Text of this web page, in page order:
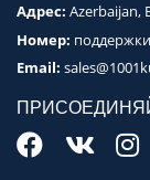
Адрес: Azerbaijan,
Номер:
Email: